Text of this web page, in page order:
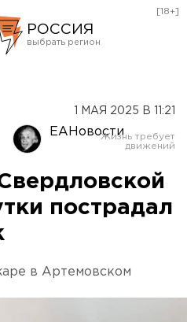
РОССИЯ
Оренбург
[18+]
1 МАЯ 2025 В 11:21
ЕАНовости
пострадал
в Артемовском